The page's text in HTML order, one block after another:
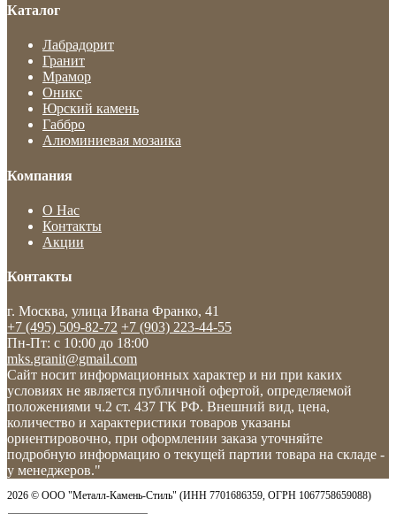
Каталог
Лабрадорит
Гранит
Мрамор
Оникс
Юрский камень
Габбро
Алюминиевая мозаика
Компания
О Нас
Контакты
Акции
Контакты
г. Москва, улица Ивана Франко, 41
+7 (495) 509-82-72 +7 (903) 223-44-55
Пн-Пт: c 10:00 до 18:00
mks.granit@gmail.com
Сайт носит информационных характер и ни при каких
условиях не является публичной офертой, определяемой
положениями ч.2 ст. 437 ГК РФ. Внешний вид, цена,
количество и характеристики товаров указаны
ориентировочно, при оформлении заказа уточняйте
подробную информацию о текущей партии товара на складе -
у менеджеров."
2026 © ООО "Металл-Камень-Стиль" (ИНН 7701686359, ОГРН 1067758659088)